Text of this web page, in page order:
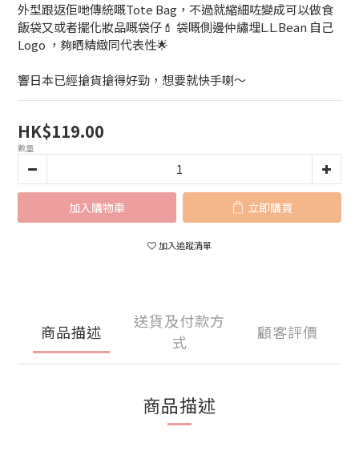
外型跟返佢哋傳統嘅Tote Bag，不過就縮細咗變成可以做食
飯袋又或者擺化妝品嘅袋仔💄 袋嘅側邊仲繡埋L.L.Bean 自己
Logo ，夠晒精緻同代表性🌟
響日本已經搶貨搶得好勁，想要就快手喇～
HK$119.00
數量
加入購物車 立即購買
加入追蹤清單
商品描述
送貨及付款方
式
顧客評價
商品描述